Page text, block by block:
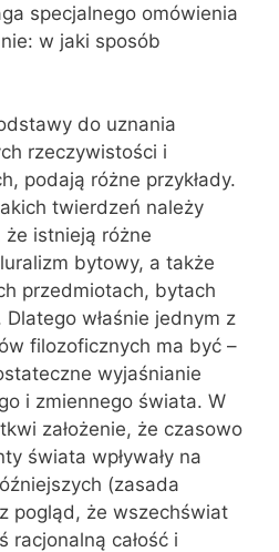
specjalnego omówienia
w jaki sposób
do uznania
rzeczywistości i
podają różne przykłady.
twierdzeń należy
istnieją różne
bytowy, a także
przedmiotach, bytach
właśnie jednym z
filozoficznych ma być –
wyjaśnianie
i zmiennego świata. W
założenie, że czasowo
świata wpływały na
(zasada
pogląd, że wszechświat
racjonalną całość i